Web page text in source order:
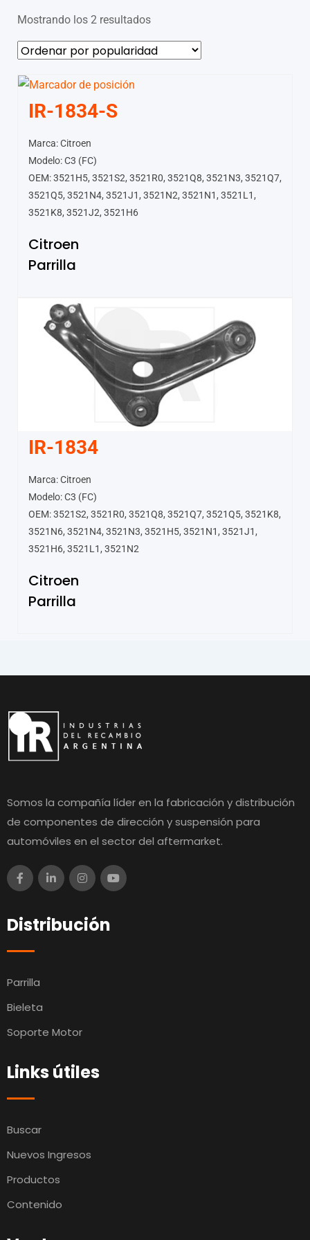
Mostrando los 2 resultados
IR-1834-S
Marca: Citroen
Modelo: C3 (FC)
OEM: 3521H5, 3521S2, 3521R0, 3521Q8, 3521N3, 3521Q7,
3521Q5, 3521N4, 3521J1, 3521N2, 3521N1, 3521L1,
3521K8, 3521J2, 3521H6
Citroen
Parrilla
IR-1834
Marca: Citroen
Modelo: C3 (FC)
OEM: 3521S2, 3521R0, 3521Q8, 3521Q7, 3521Q5, 3521K8,
3521N6, 3521N4, 3521N3, 3521H5, 3521N1, 3521J1,
3521H6, 3521L1, 3521N2
Citroen
Parrilla
Somos la compañía líder en la fabricación y distribución
de componentes de dirección y suspensión para
automóviles en el sector del aftermarket.
Distribución
Parrilla
Bieleta
Soporte Motor
Links útiles
Buscar
Nuevos Ingresos
Productos
Contenido